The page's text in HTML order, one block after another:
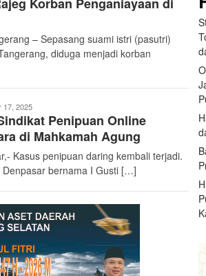
– Sepasang suami istri (pasutri)
diduga menjadi korban
17, 2025
Penipuan Online
di Mahkamah Agung
Kasus penipuan daring kembali terjadi.
Denpasar bernama I Gusti […]